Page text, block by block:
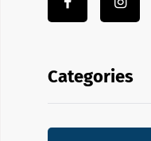
Categories